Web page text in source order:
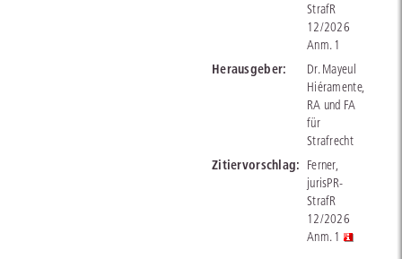
StrafR
12/2026
Anm. 1
Herausgeber:
Dr. Mayeul
Hiéramente,
RA und FA
für
Strafrecht
Zitiervorschlag: Ferner,
jurisPR-
StrafR
12/2026
Anm. 1